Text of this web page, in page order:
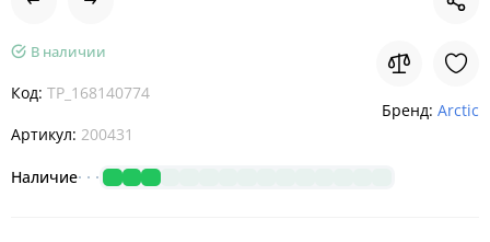
В наличии
Код: TP_168140774
Артикул: 200431
Наличие
Бренд: Arctic